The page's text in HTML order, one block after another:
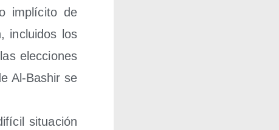
implí­ci­to de
inclui­dos los
elec­cio­nes
Al-Bashir se
situa­ción